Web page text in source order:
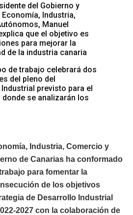
del Gobierno y
Industria,
Manuel
que el objetivo es
para mejorar la
de la industria canaria
de trabajo celebrará dos
del pleno del
previsto para el
donde se analizarán los
Industria, Comercio y
de Canarias ha conformado
para fomentar la
de los objetivos
de Desarrollo Industrial
2027 con la colaboración de